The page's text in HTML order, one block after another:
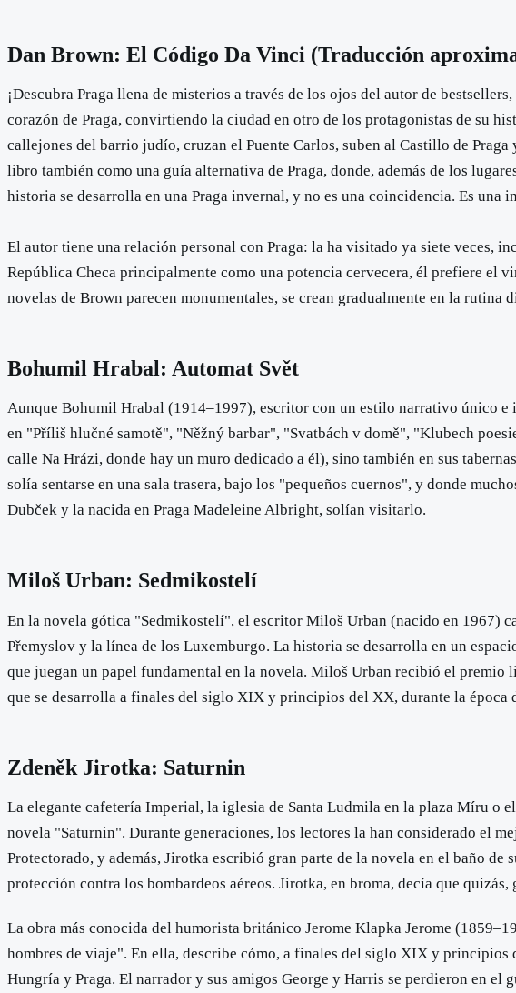
Dan Brown: El Código Da Vinci (Traducción
¡Descubra Praga llena de misterios a través de los ojos del autor de
corazón de Praga, convirtiendo la ciudad en otro de los protagonistas de su
callejones del barrio judío, cruzan el Puente Carlos, suben al Castillo de
libro también como una guía alternativa de Praga, donde, además de los
historia se desarrolla en una Praga invernal, y no es una coincidencia. Es
El autor tiene una relación personal con Praga: la ha visitado ya siete veces,
República Checa principalmente como una potencia cervecera, él prefiere el
novelas de Brown parecen monumentales, se crean gradualmente en la
Bohumil Hrabal: Automat Svět
Aunque Bohumil Hrabal (1914–1997), escritor con un estilo narrativo único
en "Příliš hlučné samotě", "Něžný barbar", "Svatbách v domě", "Klubech
calle Na Hrázi, donde hay un muro dedicado a él), sino también en sus
solía sentarse en una sala trasera, bajo los "pequeños cuernos", y donde
Dubček y la nacida en Praga Madeleine Albright, solían visitarlo.
Miloš Urban: Sedmikostelí
En la novela gótica "Sedmikostelí", el escritor Miloš Urban (nacido en 1967)
Přemyslov y la línea de los Luxemburgo. La historia se desarrolla en un
que juegan un papel fundamental en la novela. Miloš Urban recibió el
que se desarrolla a finales del siglo XIX y principios del XX, durante la época
Zdeněk Jirotka: Saturnin
La elegante cafetería Imperial, la iglesia de Santa Ludmila en la plaza Míru o
novela "Saturnin". Durante generaciones, los lectores la han considerado el
Protectorado, y además, Jirotka escribió gran parte de la novela en el baño de
protección contra los bombardeos aéreos. Jirotka, en broma, decía que
La obra más conocida del humorista británico Jerome Klapka Jerome
hombres de viaje". En ella, describe cómo, a finales del siglo XIX y
Hungría y Praga. El narrador y sus amigos George y Harris se perdieron en